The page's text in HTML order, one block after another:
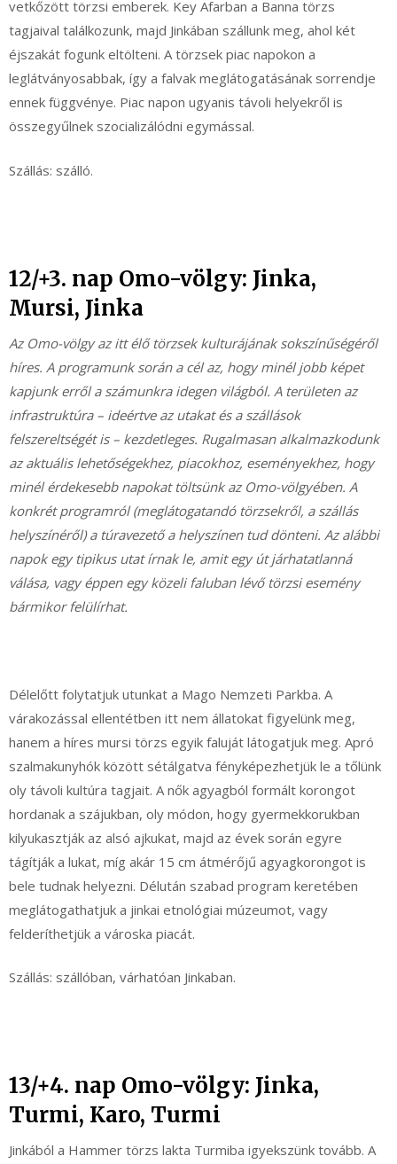
vetkőzött törzsi emberek. Key Afarban a Banna törzs
tagjaival találkozunk, majd Jinkában szállunk meg, ahol két
éjszakát fogunk eltölteni. A törzsek piac napokon a
leglátványosabbak, így a falvak meglátogatásának sorrendje
ennek függvénye. Piac napon ugyanis távoli helyekről is
összegyűlnek szocializálódni egymással.
Szállás: szálló.
12/+3. nap Omo-völgy: Jinka,
Mursi, Jinka
Az Omo-völgy az itt élő törzsek kulturájának sokszínűségéről
híres. A programunk során a cél az, hogy minél jobb képet
kapjunk erről a számunkra idegen világból. A területen az
infrastruktúra – ideértve az utakat és a szállások
felszereltségét is – kezdetleges. Rugalmasan alkalmazkodunk
az aktuális lehetőségekhez, piacokhoz, eseményekhez, hogy
minél érdekesebb napokat töltsünk az Omo-völgyében. A
konkrét programról (meglátogatandó törzsekről, a szállás
helyszínéről) a túravezető a helyszínen tud dönteni. Az alábbi
napok egy tipikus utat írnak le, amit egy út járhatatlanná
válása, vagy éppen egy közeli faluban lévő törzsi esemény
bármikor felülírhat.
Délelőtt folytatjuk utunkat a Mago Nemzeti Parkba. A
várakozással ellentétben itt nem állatokat figyelünk meg,
hanem a híres mursi törzs egyik faluját látogatjuk meg. Apró
szalmakunyhók között sétálgatva fényképezhetjük le a tőlünk
oly távoli kultúra tagjait. A nők agyagból formált korongot
hordanak a szájukban, oly módon, hogy gyermekkorukban
kilyukasztják az alsó ajkukat, majd az évek során egyre
tágítják a lukat, míg akár 15 cm átmérőjű agyagkorongot is
bele tudnak helyezni. Délután szabad program keretében
meglátogathatjuk a jinkai etnológiai múzeumot, vagy
felderíthetjük a városka piacát.
Szállás: szállóban, várhatóan Jinkaban.
13/+4. nap Omo-völgy: Jinka,
Turmi, Karo, Turmi
Jinkából a Hammer törzs lakta Turmiba igyekszünk tovább. A